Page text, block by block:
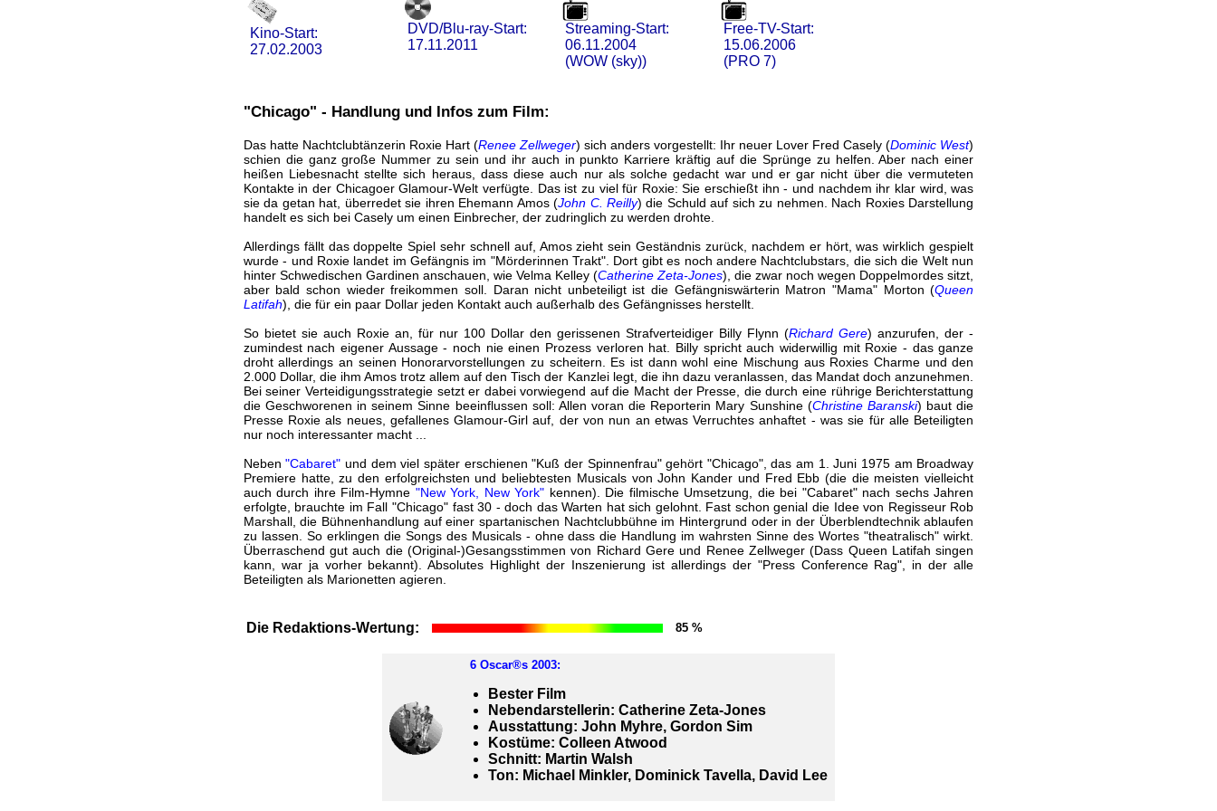
Kino-Start:
27.02.2003
DVD/Blu-ray-Start:
17.11.2011
Streaming-Start:
06.11.2004
(WOW (sky))
Free-TV-Start:
15.06.2006
(PRO 7)
"Chicago" - Handlung und Infos zum Film:
Das hatte Nachtclubtänzerin Roxie Hart (Renee Zellweger) sich anders vorgestellt: Ihr neuer Lover Fred Casely (Dominic West)
schien die ganz große Nummer zu sein und ihr auch in punkto Karriere kräftig auf die Sprünge zu helfen. Aber nach einer
heißen Liebesnacht stellte sich heraus, dass diese auch nur als solche gedacht war und er gar nicht über die vermuteten
Kontakte in der Chicagoer Glamour-Welt verfügte. Das ist zu viel für Roxie: Sie erschießt ihn - und nachdem ihr klar wird, was
sie da getan hat, überredet sie ihren Ehemann Amos (John C. Reilly) die Schuld auf sich zu nehmen. Nach Roxies Darstellung
handelt es sich bei Casely um einen Einbrecher, der zudringlich zu werden drohte.
Allerdings fällt das doppelte Spiel sehr schnell auf, Amos zieht sein Geständnis zurück, nachdem er hört, was wirklich gespielt
wurde - und Roxie landet im Gefängnis im "Mörderinnen Trakt". Dort gibt es noch andere Nachtclubstars, die sich die Welt nun
hinter Schwedischen Gardinen anschauen, wie Velma Kelley (Catherine Zeta-Jones), die zwar noch wegen Doppelmordes sitzt,
aber bald schon wieder freikommen soll. Daran nicht unbeteiligt ist die Gefängniswärterin Matron "Mama" Morton (Queen
Latifah), die für ein paar Dollar jeden Kontakt auch außerhalb des Gefängnisses herstellt.
So bietet sie auch Roxie an, für nur 100 Dollar den gerissenen Strafverteidiger Billy Flynn (Richard Gere) anzurufen, der -
zumindest nach eigener Aussage - noch nie einen Prozess verloren hat. Billy spricht auch widerwillig mit Roxie - das ganze
droht allerdings an seinen Honorarvorstellungen zu scheitern. Es ist dann wohl eine Mischung aus Roxies Charme und den
2.000 Dollar, die ihm Amos trotz allem auf den Tisch der Kanzlei legt, die ihn dazu veranlassen, das Mandat doch anzunehmen.
Bei seiner Verteidigungsstrategie setzt er dabei vorwiegend auf die Macht der Presse, die durch eine rührige Berichterstattung
die Geschworenen in seinem Sinne beeinflussen soll: Allen voran die Reporterin Mary Sunshine (Christine Baranski) baut die
Presse Roxie als neues, gefallenes Glamour-Girl auf, der von nun an etwas Verruchtes anhaftet - was sie für alle Beteiligten
nur noch interessanter macht ...
Neben"Cabaret" und dem viel später erschienen "Kuß der Spinnenfrau" gehört "Chicago", das am 1. Juni 1975 am Broadway
Premiere hatte, zu den erfolgreichsten und beliebtesten Musicals von John Kander und Fred Ebb (die die meisten vielleicht
auch durch ihre Film-Hymne "New York, New York" kennen). Die filmische Umsetzung, die bei "Cabaret" nach sechs Jahren
erfolgte, brauchte im Fall "Chicago" fast 30 - doch das Warten hat sich gelohnt. Fast schon genial die Idee von Regisseur Rob
Marshall, die Bühnenhandlung auf einer spartanischen Nachtclubbühne im Hintergrund oder in der Überblendtechnik ablaufen
zu lassen. So erklingen die Songs des Musicals - ohne dass die Handlung im wahrsten Sinne des Wortes "theatralisch" wirkt.
Überraschend gut auch die (Original-)Gesangsstimmen von Richard Gere und Renee Zellweger (Dass Queen Latifah singen
kann, war ja vorher bekannt). Absolutes Highlight der Inszenierung ist allerdings der "Press Conference Rag", in der alle
Beteiligten als Marionetten agieren.
Die Redaktions-Wertung: 85 %
6 Oscar®s 2003:
Bester Film
Nebendarstellerin: Catherine Zeta-Jones
Ausstattung: John Myhre, Gordon Sim
Kostüme: Colleen Atwood
Schnitt: Martin Walsh
Ton: Michael Minkler, Dominick Tavella, David Lee